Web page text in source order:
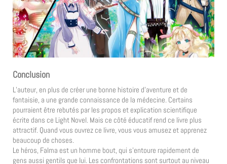
Conclusion
L’auteur, en plus de créer une bonne histoire d’aventure et de
fantaisie, a une grande connaissance de la médecine. Certains
pourraient être rebutés par les propos et explication scientifique
écrite dans ce Light Novel. Mais ce côté éducatif rend ce livre plus
attractif. Quand vous ouvrez ce livre, vous vous amusez et apprenez
beaucoup de choses.
Le héros, Falma est un homme bout, qui s’entoure rapidement de
gens aussi gentils que lui. Les confrontations sont surtout au niveau